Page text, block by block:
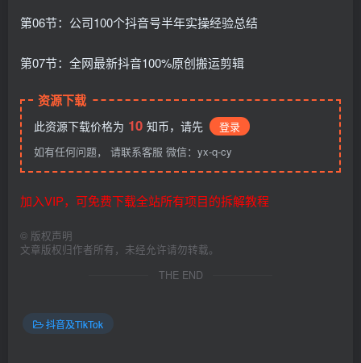
第06节：公司100个抖音号半年实操经验总结
第07节：全网最新抖音100%原创搬运剪辑
资源下载
此资源下载价格为 10 知币，请先
登录
如有任何问题， 请联系客服 微信：yx-q-cy
加入VIP，可免费下载全站所有项目的拆解教程
© 版权声明
文章版权归作者所有，未经允许请勿转载。
THE END
抖音及TikTok